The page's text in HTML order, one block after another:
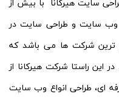
وب سایت و طراحی سایت در
ترین شرکت ها می باشد که
این راستا شرکت هیرکانا از
ای، طراحی انواع وب سایت